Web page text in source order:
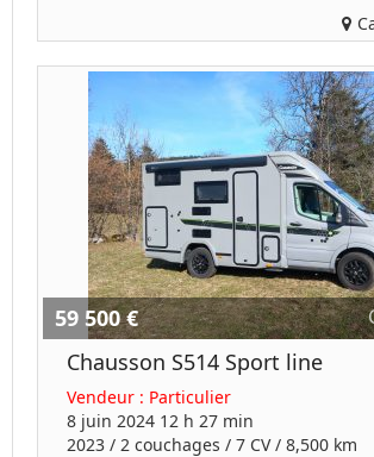
59 500 €
Chausson S514 Sport line
Vendeur : Particulier
8 juin 2024 12 h 27 min
2023 / 2 couchages / 7 CV / 8,500 km